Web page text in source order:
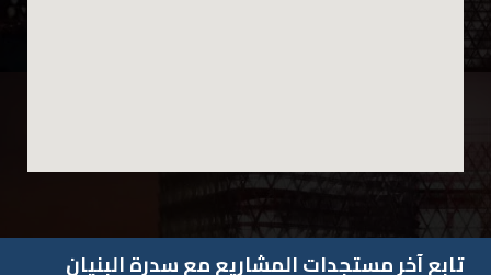
تابع آخر مستجدات المشاريع مع سدرة البنيان